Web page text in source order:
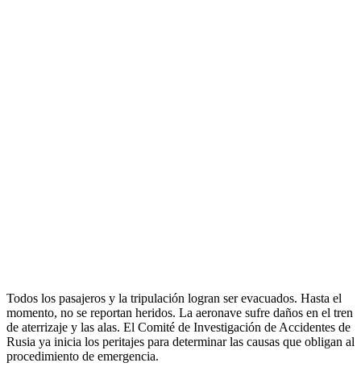
Todos los pasajeros y la tripulación logran ser evacuados. Hasta el
momento, no se reportan heridos. La aeronave sufre daños en el tren
de aterrizaje y las alas. El Comité de Investigación de Accidentes de
Rusia ya inicia los peritajes para determinar las causas que obligan al
procedimiento de emergencia.